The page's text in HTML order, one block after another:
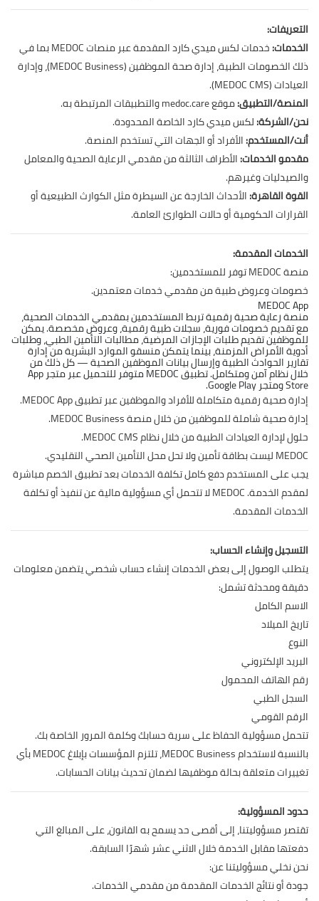
التعريفات:
الخدمات:
خدمات لكس ميدي كارد المقدمة عبر منصات MEDOC بما في
ذلك الخصومات الطبية، إدارة صحة الموظفين (MEDOC Business)، وإدارة
العيادات (MEDOC CMS).
المنصة/التطبيق:موقع medoc.care والتطبيقات المرتبطة به.
نحن/الشركة:لكس ميدي كارد الخاصة المحدودة.
أنت/المستخدم:الأفراد أو الجهات التي تستخدم المنصة.
مقدمو الخدمات:الأطراف الثالثة من مقدمي الرعاية الصحية والمعامل
والصيدليات وغيرهم.
القوة القاهرة:الأحداث الخارجة عن السيطرة مثل الكوارث الطبيعية أو
القرارات الحكومية أو حالات الطوارئ العامة.
الخدمات المقدمة:
منصة MEDOC توفر للمستخدمين:
خصومات وعروض طبية من مقدمي خدمات معتمدين.
MEDOC App
منصة رعاية صحية رقمية تربط المستخدمين بمقدمي الخدمات الصحية،
مع تقديم خصومات فورية، سجلات طبية رقمية، وعروض مخصصة. يمكن
للموظفين تقديم طلبات الإجازات المرضية، مطالبات التأمين الطبي، وطلبات
أدوية الأمراض المزمنة، بينما يتمكن منسقو الموارد البشرية من إدارة
تقارير الحوادث الطبية وإرسال بيانات الموظفين الصحية — كل ذلك من
خلال نظام آمن ومتكامل. تطبيق MEDOC متوفر للتحميل عبر متجر App
Store ومتجر Google Play.
إدارة صحية رقمية متكاملة للأفراد والموظفين عبر تطبيق MEDOC App.
إدارة صحية شاملة للموظفين من خلال منصة MEDOC Business.
حلول لإدارة العيادات الطبية من خلال نظام MEDOC CMS.
MEDOC ليست بطاقة تأمين ولا تحل محل التأمين الصحي التقليدي.
يجب على المستخدم دفع كامل تكلفة الخدمات بعد تطبيق الخصم مباشرة
لمقدم الخدمة. MEDOC لا تتحمل أي مسؤولية مالية عن تنفيذ أو تكلفة
الخدمات المقدمة.
التسجيل وإنشاء الحساب:
يتطلب الوصول إلى بعض الخدمات إنشاء حساب شخصي يتضمن معلومات
دقيقة ومحدثة تشمل:
الاسم الكامل
تاريخ الميلاد
النوع
البريد الإلكتروني
رقم الهاتف المحمول
السجل الطبي
الرقم القومي
تتحمل مسؤولية الحفاظ على سرية حسابك وكلمة المرور الخاصة بك.
بالنسبة لاستخدام MEDOC Business، تلتزم المؤسسات بإبلاغ MEDOC بأي
تغييرات متعلقة بحالة موظفيها لضمان تحديث بيانات الحسابات.
حدود المسؤولية:
تقتصر مسؤوليتنا، إلى أقصى حد يسمح به القانون، على المبالغ التي
دفعتها مقابل الخدمة خلال الاثني عشر شهرًا السابقة.
نحن نخلي مسؤوليتنا عن:
جودة أو نتائج الخدمات المقدمة من مقدمي الخدمات.